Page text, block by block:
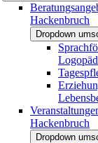
Hackenbruch
Dropdown
Hackenbruch
Dropdown